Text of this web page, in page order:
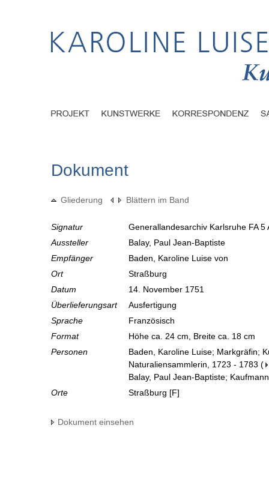
Dokument
Gliederung Blättern im Band
Signatur
Generallandesarchiv Karlsruhe FA
Aussteller
Balay, Paul Jean-Baptiste
Empfänger
Baden, Karoline Luise von
Ort
Straßburg
Datum
14. November 1751
Überlieferungsart
Ausfertigung
Sprache
Französisch
Format
Höhe ca. 24 cm, Breite ca. 18 cm
Personen
Baden, Karoline Luise; Markgräfin;
Naturaliensammlerin, 1723 - 1783 (
Balay, Paul Jean-Baptiste; Kaufmann
Orte
Straßburg [F]
Dokument einsehen